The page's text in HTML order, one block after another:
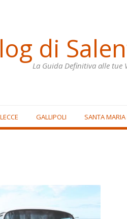
di
La Guida Definitiva alle tue
LECCE GALLIPOLI SANTA MARIA